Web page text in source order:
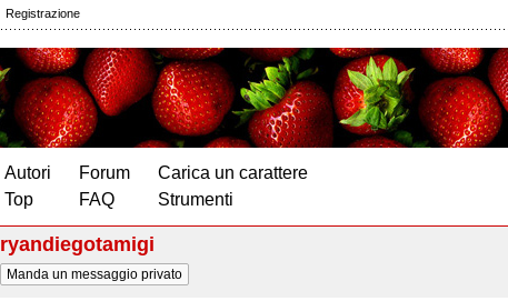
Registrazione
Autori
Top
Forum
FAQ
Carica un carattere
Strumenti
ryandiegotamigi
Manda un messaggio privato